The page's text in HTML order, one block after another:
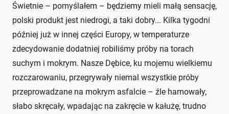
Świetnie – pomyślałem – będziemy mieli małą sensację,
polski produkt jest niedrogi, a taki dobry... Kilka tygodni
później już w innej części Europy, w temperaturze
zdecydowanie dodatniej robiliśmy próby na torach
suchym i mokrym. Nasze Dębice, ku mojemu wielkiemu
rozczarowaniu, przegrywały niemal wszystkie próby
przeprowadzane na mokrym asfalcie – źle hamowały,
słabo skręcały, wpadając na zakręcie w kałużę, trudno